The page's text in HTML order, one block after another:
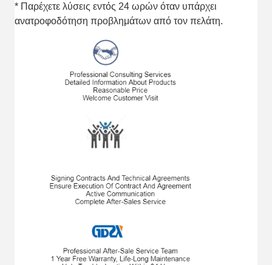
* Παρέχετε λύσεις εντός 24 ωρών όταν υπάρχει
ανατροφοδότηση προβλημάτων από τον πελάτη.